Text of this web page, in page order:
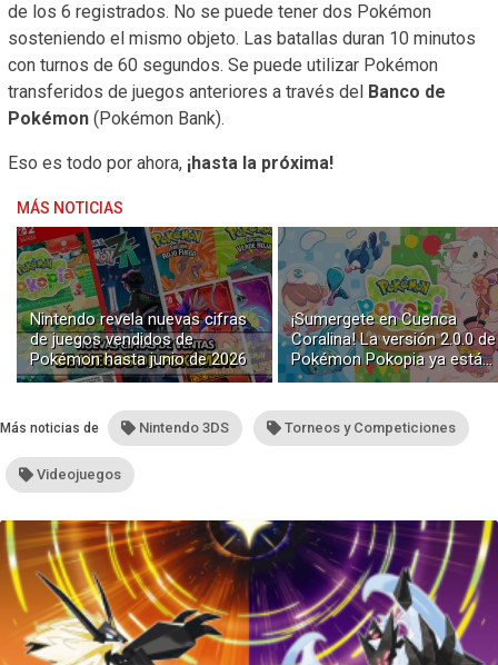
de los 6 registrados. No se puede tener dos Pokémon
sosteniendo el mismo objeto. Las batallas duran 10 minutos
con turnos de 60 segundos. Se puede utilizar Pokémon
transferidos de juegos anteriores a través del Banco de
Pokémon (Pokémon Bank).
Eso es todo por ahora, ¡hasta la próxima!
MÁS NOTICIAS
Nintendo revela nuevas cifras
de juegos vendidos de
Pokémon hasta junio de 2026
¡Sumergete en Cuenca
Coralina! La versión 2.0.0 de
Pokémon Pokopia ya está
disponible con buceo y
Más noticias de Nintendo 3DS Torneos y Competiciones
Videojuegos